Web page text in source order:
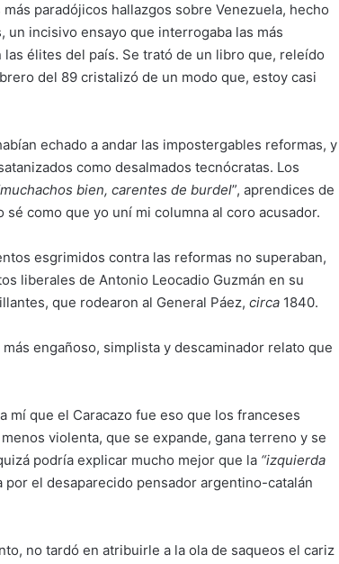
paradójicos hallazgos sobre Venezuela, hecho
un incisivo ensayo que interrogaba las más
élites del país. Se trató de un libro que, releído
del 89 cristalizó de un modo que, estoy casi
echado a andar las impostergables reformas, y
como desalmados tecnócratas. Los
bien, carentes de burdel”, aprendices de
como que yo uní mi columna al coro acusador.
esgrimidos contra las reformas no superaban,
liberales de Antonio Leocadio Guzmán en su
que rodearon al General Páez, circa 1840.
engañoso, simplista y descaminador relato que
mí que el Caracazo fue eso que los franceses
violenta, que se expande, gana terreno y se
podría explicar mucho mejor que la “izquierda
el desaparecido pensador argentino-catalán
no tardó en atribuirle a la ola de saqueos el cariz